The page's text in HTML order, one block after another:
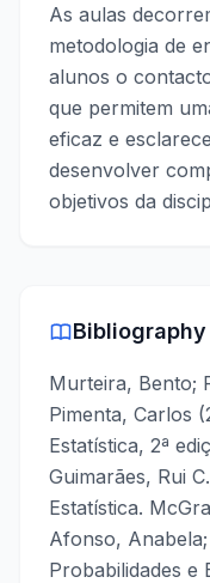
As aulas
metodologia de
alunos o
que permitem
eficaz e
desenvolver
objetivos da
Bibliography
Murteira, Bento;
Pimenta, Carlos
Estatística, 2ª
Guimarães, Rui
Estatística.
Afonso,
Probabilidades e